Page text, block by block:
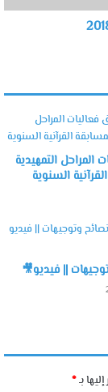
المراحل التمهيدية
السنوية
|| فيديو🎥
بـ*